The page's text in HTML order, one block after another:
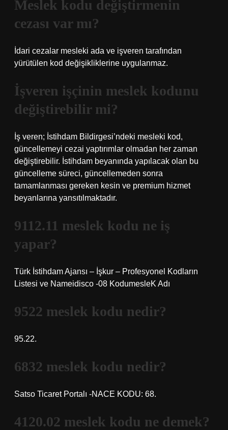
Meslek kodu değiştirmenin
cezası var mı?
İdari cezalar mesleki ada ve işveren tarafından
yürütülen kod değişikliklerine uygulanmaz.
İşveren işçinin meslek kodunu
değiştirebilir mi?
İş veren; İstihdam Bildirgesi’ndeki mesleki kod,
güncellemeyi cezai yaptırımlar olmadan her zaman
değiştirebilir. İstihdam beyanında yapılacak olan bu
güncelleme süreci, güncellemeden sonra
tamamlanması gereken kesin ve premium hizmet
beyanlarına yansıtılmaktadır.
9112.11 meslek kodu ne iş
yapar?
Türk İstihdam Ajansı – İşkur – Profesyonel Kodların
Listesi ve Nameidisco -08 KodumesleK Adı
9522 meslek kodu nedir?
95.22.
6832 meslek kodu nedir?
Satso Ticaret Portalı -NACE KODU: 68.
4120.02 meslek kodu ne demek?